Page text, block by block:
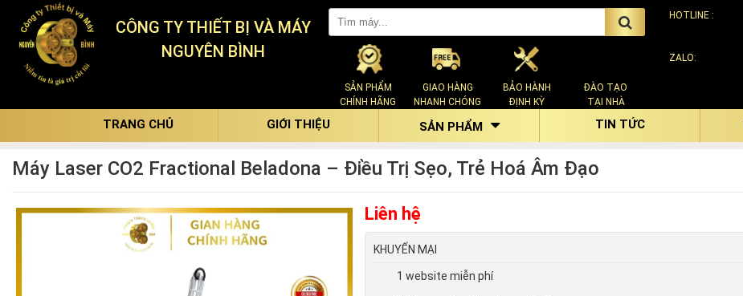
CÔNG TY THIẾT BỊ VÀ MÁY
NGUYÊN BÌNH
SẢN PHẨM
CHÍNH HÃNG
GIAO HÀNG
NHANH CHÓNG
BẢO HÀNH
ĐỊNH KỲ
ĐÀO TẠO
TẠI NHÀ
HOTLINE :
ZALO:
TRANG CHỦ GIỚI THIỆU SẢN PHẨM TIN TỨC
Máy Laser CO2 Fractional Beladona – Điều Trị Sẹo, Trẻ Hoá Âm Đạo
Liên hệ
KHUYẾN MẠI
1 website miễn phí